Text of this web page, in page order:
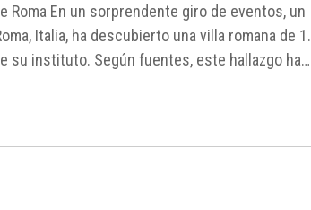
Roma En un sorprendente giro de eventos, un
Italia, ha descubierto una villa romana de 1.
su instituto. Según fuentes, este hallazgo ha